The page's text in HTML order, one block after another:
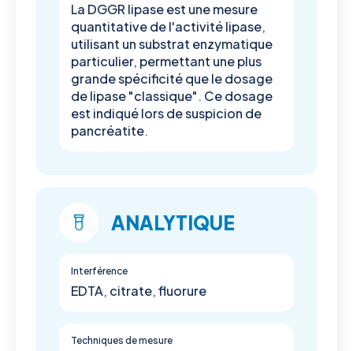
La DGGR lipase est une mesure
quantitative de l'activité lipase,
utilisant un substrat enzymatique
particulier, permettant une plus
grande spécificité que le dosage
de lipase "classique". Ce dosage
est indiqué lors de suspicion de
pancréatite.
ANALYTIQUE
Interférence
EDTA, citrate, fluorure
Techniques de mesure